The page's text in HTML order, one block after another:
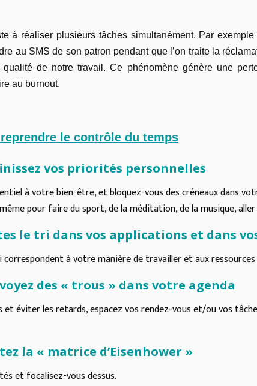
à réaliser plusieurs tâches simultanément. Par
au SMS de son patron pendant que l’on traite la
de notre travail. Ce phénomène génère une
au burnout.
le contrôle du temps
vos priorités personnelles
à votre bien-être, et bloquez-vous des créneaux dans
pour faire du sport, de la méditation, de la musique,
le tri dans vos applications et dans
correspondent à votre manière de travailler et aux
des « trous » dans votre agenda
et éviter les retards, espacez vos rendez-vous et/ou vos
la « matrice d’Eisenhower »
et focalisez-vous dessus.